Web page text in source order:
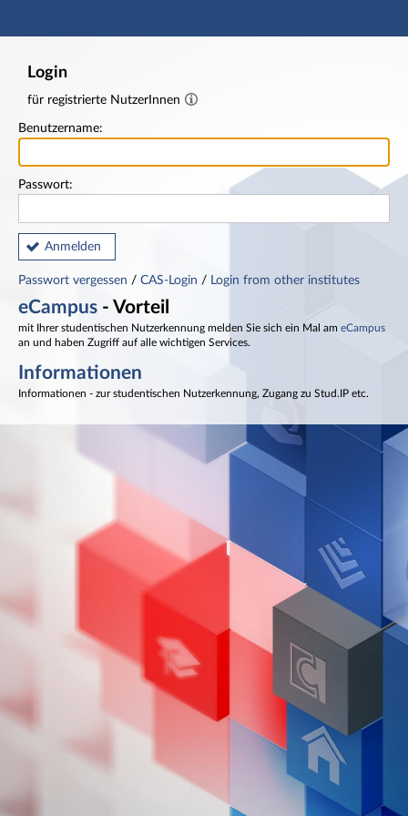
Hauptnavigation
Login
für registrierte NutzerInnen
Benutzername:
Passwort:
Anmelden
Passwort vergessen / CAS-Login / Login from other institutes
eCampus - Vorteil
mit Ihrer studentischen Nutzerkennung melden Sie sich ein Mal am eCampus
an und haben Zugriff auf alle wichtigen Services.
Informationen
Informationen - zur studentischen Nutzerkennung, Zugang zu Stud.IP etc.